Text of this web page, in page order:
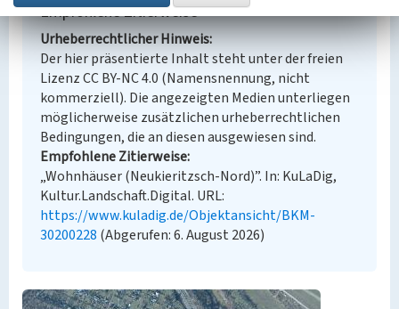
Empfohlene Zitierweise
Urheberrechtlicher Hinweis
Der hier präsentierte Inhalt steht unter der freien
Lizenz CC BY-NC 4.0 (Namensnennung, nicht
kommerziell). Die angezeigten Medien unterliegen
möglicherweise zusätzlichen urheberrechtlichen
Bedingungen, die an diesen ausgewiesen sind.
Empfohlene Zitierweise
„Wohnhäuser (Neukieritzsch-Nord)”. In: KuLaDig,
Kultur.Landschaft.Digital. URL:
https://www.kuladig.de/Objektansicht/BKM-
30200228 (Abgerufen: 6. August 2026)